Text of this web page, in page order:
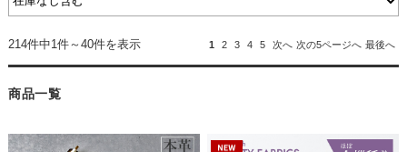
214件中1件～40件を表示 1 2 3 4 5 次へ 次の5ページへ 最後へ
商品一覧